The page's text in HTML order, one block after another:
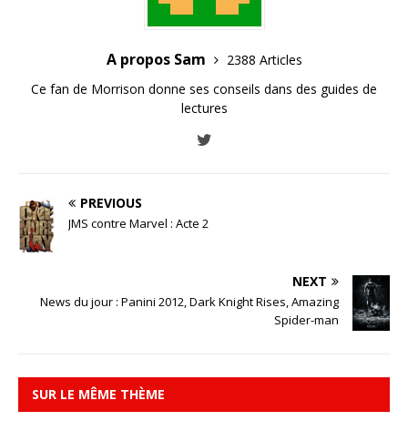
A propos Sam
2388 Articles
Ce fan de Morrison donne ses conseils dans des guides de
lectures
PREVIOUS
JMS contre Marvel : Acte 2
NEXT
News du jour : Panini 2012, Dark Knight Rises, Amazing
Spider-man
SUR LE MÊME THÈME